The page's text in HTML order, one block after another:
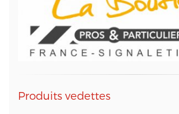
technique web et des données
05 56 67 68 01 ou par mail sur
Produits vedettes